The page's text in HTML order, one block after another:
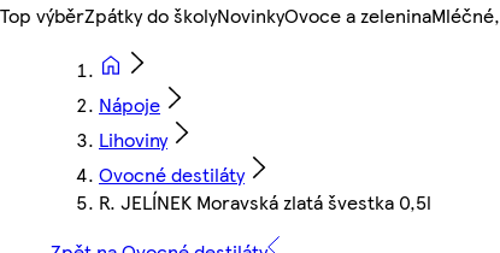
Top výběrZpátky do školyNovinkyOvoce a zelenina
Nápoje
Lihoviny
Ovocné destiláty
R. JELÍNEK Moravská zlatá švestka 0,5l